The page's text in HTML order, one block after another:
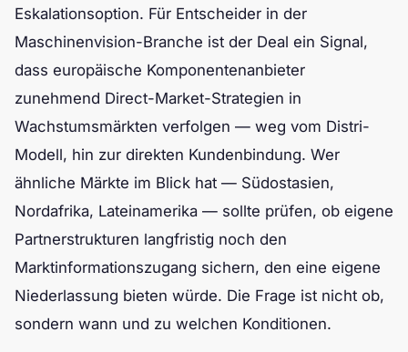
Eskalationsoption. Für Entscheider in der
Maschinenvision-Branche ist der Deal ein Signal,
dass europäische Komponentenanbieter
zunehmend Direct-Market-Strategien in
Wachstumsmärkten verfolgen — weg vom Distri-
Modell, hin zur direkten Kundenbindung. Wer
ähnliche Märkte im Blick hat — Südostasien,
Nordafrika, Lateinamerika — sollte prüfen, ob eigene
Partnerstrukturen langfristig noch den
Marktinformationszugang sichern, den eine eigene
Niederlassung bieten würde. Die Frage ist nicht ob,
sondern wann und zu welchen Konditionen.